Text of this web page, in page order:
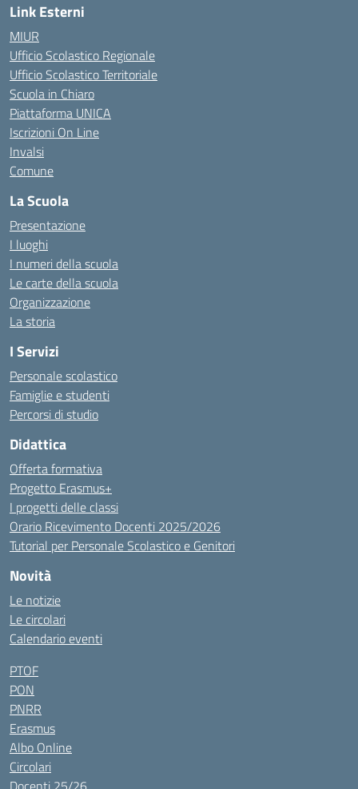
Link Esterni
MIUR
Ufficio Scolastico Regionale
Ufficio Scolastico Territoriale
Scuola in Chiaro
Piattaforma UNICA
Iscrizioni On Line
Invalsi
Comune
La Scuola
Presentazione
I luoghi
I numeri della scuola
Le carte della scuola
Organizzazione
La storia
I Servizi
Personale scolastico
Famiglie e studenti
Percorsi di studio
Didattica
Offerta formativa
Progetto Erasmus+
I progetti delle classi
Orario Ricevimento Docenti 2025/2026
Tutorial per Personale Scolastico e Genitori
Novità
Le notizie
Le circolari
Calendario eventi
PTOF
PON
PNRR
Erasmus
Albo Online
Circolari